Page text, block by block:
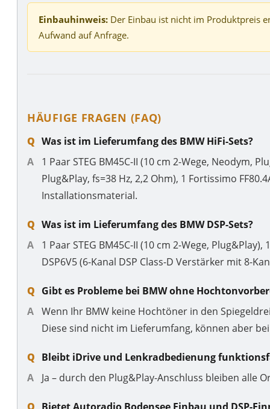
Einbauhinweis: Der Einbau ist nicht im Produktpreis
Aufwand auf Anfrage.
HÄUFIGE FRAGEN (FAQ)
Was ist im Lieferumfang des BMW HiFi-Sets?
1 Paar STEG BM45C-II (10 cm 2-Wege, Neodym,
Plug&Play, fs=38 Hz, 2,2 Ohm), 1 Fortissimo
Installationsmaterial.
Was ist im Lieferumfang des BMW DSP-Sets?
1 Paar STEG BM45C-II (10 cm 2-Wege,
DSP6V5 (6-Kanal DSP Class-D Verstärker mit 8-
Gibt es Probleme bei BMW ohne
Wenn Ihr BMW keine Hochtöner in den
Diese sind nicht im Lieferumfang, können aber
Bleibt iDrive und Lenkradbedienung
Ja – durch den Plug&Play-Anschluss bleiben alle